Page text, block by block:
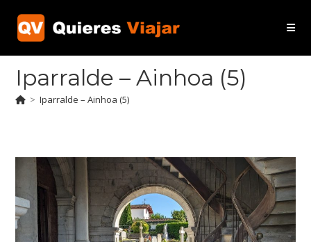
contenido
Iparralde – Ainhoa (5)
> Iparralde – Ainhoa (5)